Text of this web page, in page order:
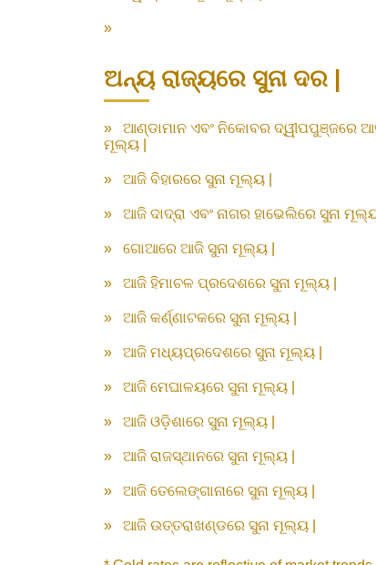
»
ଅନ୍ୟ ରାଜ୍ୟରେ ସୁନା ଦର |
»
ଆଣ୍ଡାମାନ ଏବଂ ନିକୋବର ଦ୍ୱୀପପୁଞ୍ଜରେ
ମୂଲ୍ୟ |
» ଆଜି ବିହାରରେ ସୁନା ମୂଲ୍ୟ |
» ଆଜି ଦାଦ୍ରା ଏବଂ ନାଗର ହାଭେଲିରେ ସୁନା ମୂଲ୍ୟ
» ଗୋଆରେ ଆଜି ସୁନା ମୂଲ୍ୟ |
» ଆଜି ହିମାଚଳ ପ୍ରଦେଶରେ ସୁନା ମୂଲ୍ୟ |
» ଆଜି କର୍ଣ୍ଣାଟକରେ ସୁନା ମୂଲ୍ୟ |
» ଆଜି ମଧ୍ୟପ୍ରଦେଶରେ ସୁନା ମୂଲ୍ୟ |
» ଆଜି ମେଘାଳୟରେ ସୁନା ମୂଲ୍ୟ |
» ଆଜି ଓଡ଼ିଶାରେ ସୁନା ମୂଲ୍ୟ |
» ଆଜି ରାଜସ୍ଥାନରେ ସୁନା ମୂଲ୍ୟ |
» ଆଜି ତେଲେଙ୍ଗାନାରେ ସୁନା ମୂଲ୍ୟ |
» ଆଜି ଉତ୍ତରାଖଣ୍ଡରେ ସୁନା ମୂଲ୍ୟ |